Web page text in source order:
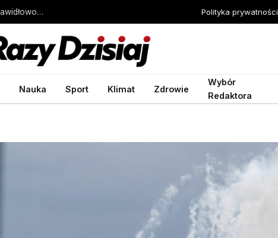
Kontrola NIK w Ministerstwie Sprawiedliwości. Stwierdzono nieprawidłowości Polityka prywatności
Nauka Sport Klimat Zdrowie
Wybór
Redaktora